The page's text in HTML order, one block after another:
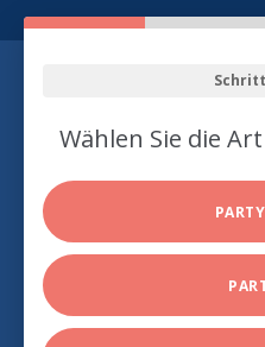
Wählen Sie die